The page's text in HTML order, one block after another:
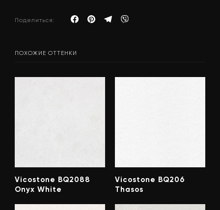
Поделиться:
ПОХОЖИЕ ОТТЕНКИ
Vicostone BQ2088
Onyx White
Vicostone BQ206
Thasos